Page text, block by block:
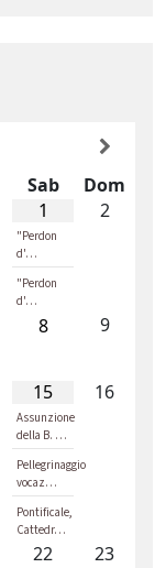
Sab
Dom
1
"Perdon
d'…
"Perdon
d'…
2
8 9
15
Assunzione
della B. …
Pellegrinaggio
vocaz…
Pontificale,
Cattedr…
16
22 23